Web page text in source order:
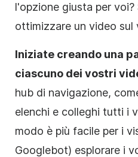
l'opzione giusta per
ottimizzare un video sul
Iniziate creando una
ciascuno dei vostri
hub di navigazione,
elenchi e colleghi tutti i
modo è più facile per i
Googlebot) esplorare i